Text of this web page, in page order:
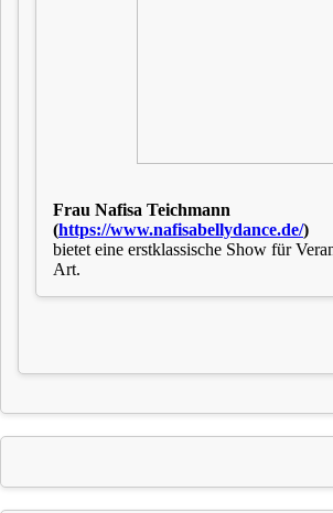
Frau Nafisa Teichmann
(https://www.nafisabellydance.de/)
bietet eine erstklassische Show für
Art.